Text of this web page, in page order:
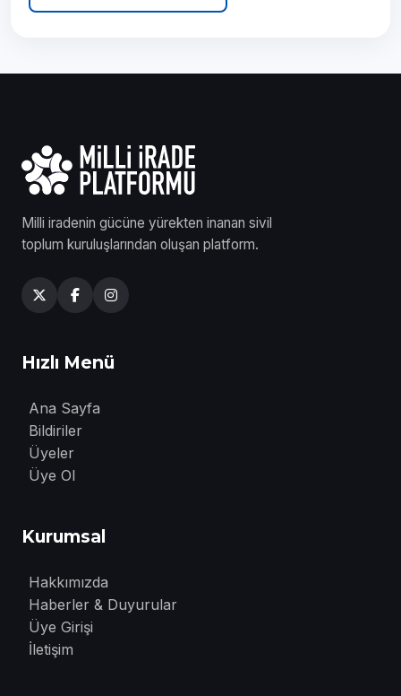
Milli iradenin gücüne yürekten inanan sivil
toplum kuruluşlarından oluşan platform.
Hızlı Menü
Ana Sayfa
Bildiriler
Üyeler
Üye Ol
Kurumsal
Hakkımızda
Haberler & Duyurular
Üye Girişi
İletişim